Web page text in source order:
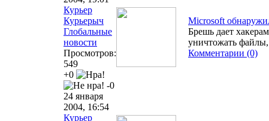
Курьер
Курьерыч
Глобальные
новости
Просмотров:
549
+0
-0
Microsoft
Брешь дает
уничтожать файлы,
Комментарии (0)
24 января
2004, 16:54
Курьер